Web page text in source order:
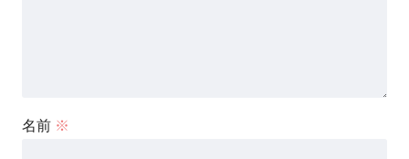
名前 ※